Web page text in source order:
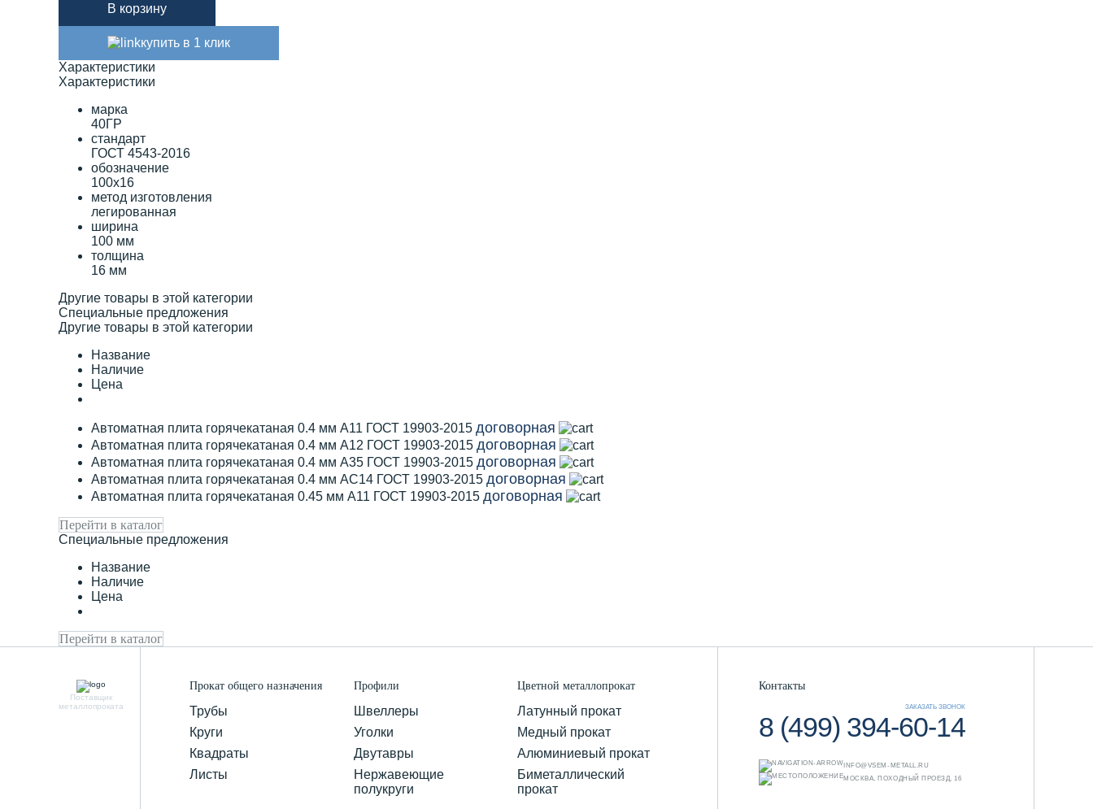
В корзину
купить в 1 клик
Характеристики
Характеристики
марка
40ГР
стандарт
ГОСТ 4543-2016
обозначение
100х16
метод изготовления
легированная
ширина
100 мм
толщина
16 мм
Другие товары в этой категории
Специальные предложения
Другие товары в этой категории
Название
Наличие
Цена
Автоматная плита горячекатаная 0.4 мм А11 ГОСТ 19903-2015 договорная
Автоматная плита горячекатаная 0.4 мм А12 ГОСТ 19903-2015 договорная
Автоматная плита горячекатаная 0.4 мм А35 ГОСТ 19903-2015 договорная
Автоматная плита горячекатаная 0.4 мм АС14 ГОСТ 19903-2015 договорная
Автоматная плита горячекатаная 0.45 мм А11 ГОСТ 19903-2015 договорная
Перейти в каталог
Специальные предложения
Название
Наличие
Цена
Перейти в каталог
Поставщик
металлопроката
Прокат общего назначения
Трубы
Круги
Квадраты
Листы
Профили
Швеллеры
Уголки
Двутавры
Нержавеющие
полукруги
Цветной металлопрокат
Латунный прокат
Медный прокат
Алюминиевый прокат
Биметаллический
прокат
Контакты
ЗАКАЗАТЬ ЗВОНОК
8 (499) 394-60-14
INFO@VSEM-METALL.RU
МОСКВА, ПОХОДНЫЙ ПРОЕЗД, 16